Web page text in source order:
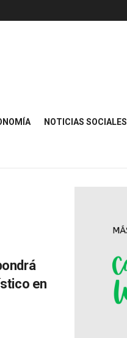
NOTICIAS SOCIALES
en